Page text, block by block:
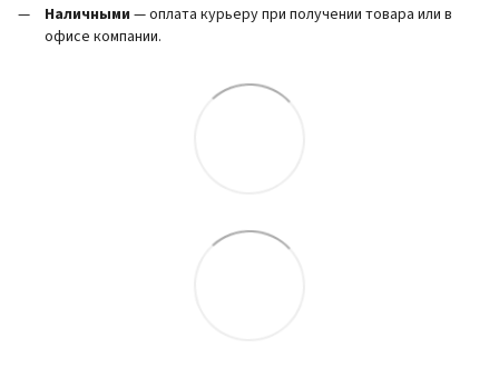
Наличными — оплата курьеру при получении товара или в
офисе компании.